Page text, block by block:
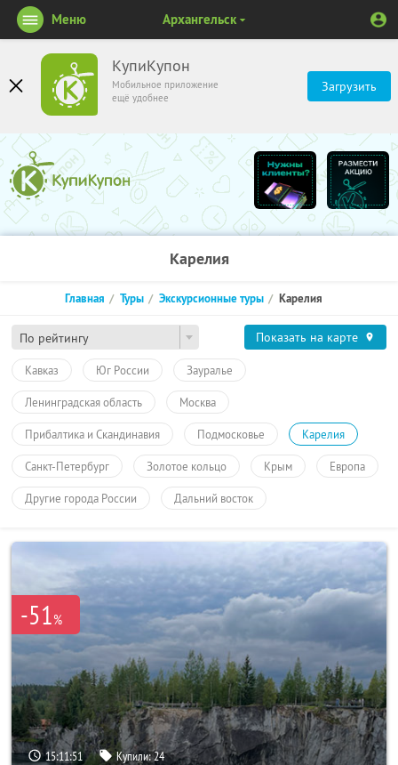
КупиКупон
Мобильное приложение
ещё удобнее
Загрузить
Меню Архангельск
Карелия
По рейтингу
Главная Туры Экскурсионные туры Карелия
Показать на карте
Кавказ Юг России Зауралье
Ленинградская область Москва
Прибалтика и Скандинавия Подмосковье Карелия
Санкт-Петербург Золотое кольцо Крым Европа
Другие города России Дальний восток
-51%
15:11:50 Купили:24